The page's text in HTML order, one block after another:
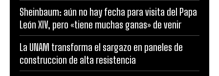
Sheinbaum: aún no hay fecha para visita del Papa
León XIV, pero «tiene muchas ganas» de venir
La UNAM transforma el sargazo en paneles de
construccion de alta resistencia